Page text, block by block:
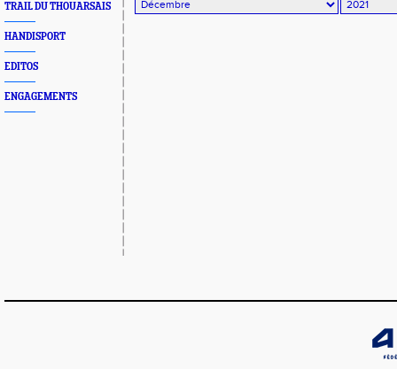
TRAIL DU THOUARSAIS
HANDISPORT
EDITOS
ENGAGEMENTS